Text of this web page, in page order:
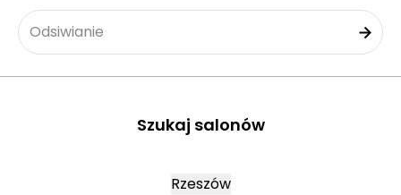
Odsiwianie
Szukaj salonów
Rzeszów